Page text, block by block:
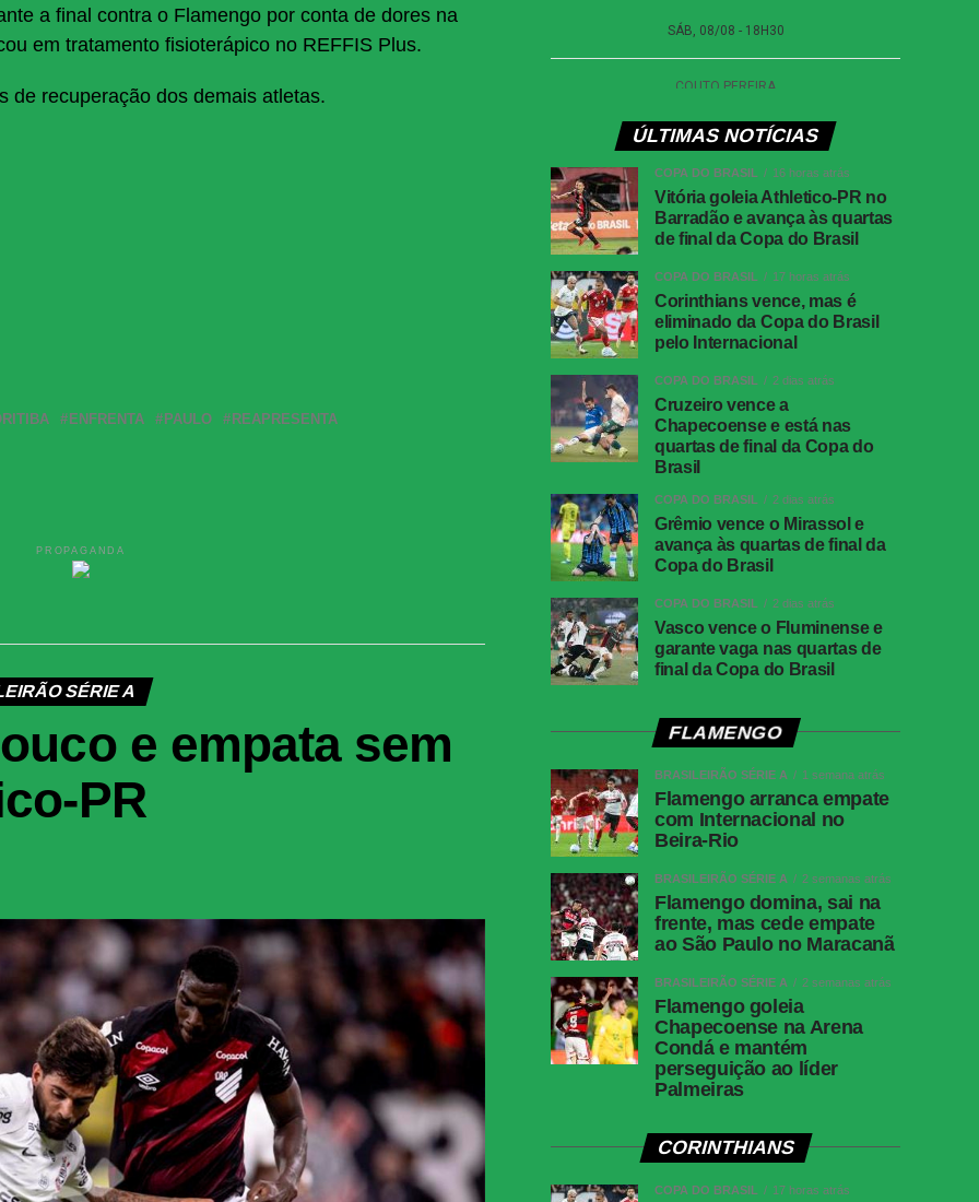
a final contra o Flamengo por conta de dores na
em tratamento fisioterápico no REFFIS Plus.
de recuperação dos demais atletas.
ENFRENTA PAULO REAPRESENTA
PROPAGANDA
SÉRIE A
e empata sem
PR
ÚLTIMAS NOTÍCIAS
COPA DO BRASIL 16 horas atrás
Vitória goleia Athletico-PR no
Barradão e avança às quartas
de final da Copa do Brasil
COPA DO BRASIL 17 horas atrás
Corinthians vence, mas é
eliminado da Copa do Brasil
pelo Internacional
COPA DO BRASIL 2 dias atrás
Cruzeiro vence a
Chapecoense e está nas
quartas de final da Copa do
Brasil
COPA DO BRASIL 2 dias atrás
Grêmio vence o Mirassol e
avança às quartas de final da
Copa do Brasil
COPA DO BRASIL 2 dias atrás
Vasco vence o Fluminense e
garante vaga nas quartas de
final da Copa do Brasil
FLAMENGO
BRASILEIRÃO SÉRIE A 1 semana atrás
Flamengo arranca empate
com Internacional no
Beira-Rio
BRASILEIRÃO SÉRIE A 2 semanas atrás
Flamengo domina, sai na
frente, mas cede empate
ao São Paulo no Maracanã
BRASILEIRÃO SÉRIE A 2 semanas atrás
Flamengo goleia
Chapecoense na Arena
Condá e mantém
perseguição ao líder
Palmeiras
CORINTHIANS
COPA DO BRASIL 17 horas atrás